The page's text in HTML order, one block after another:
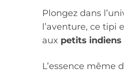
Plongez dans
l’aventure, ce tipi
aux petits indiens
L’essence même